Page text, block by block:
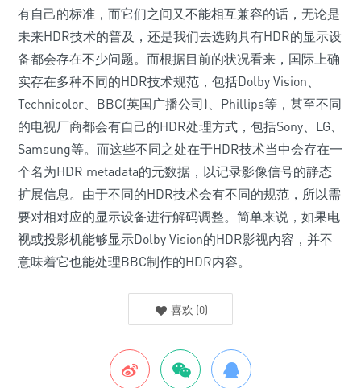
有自己的标准，而它们之间又不能相互兼容的话，无论是
未来HDR技术的普及，还是我们去选购具有HDR的显示设
备都会存在不少问题。而根据目前的状况看来，国际上确
实存在多种不同的HDR技术规范，包括Dolby Vision、
Technicolor、BBC(英国广播公司)、Phillips等，甚至不同
的电视厂商都会有自己的HDR处理方式，包括Sony、LG、
Samsung等。而这些不同之处在于HDR技术当中会存在一
个名为HDR metadata的元数据，以记录影像信号的静态
扩展信息。由于不同的HDR技术会有不同的规范，所以需
要对相对应的显示设备进行解码调整。简单来说，如果电
视或投影机能够显示Dolby Vision的HDR影视内容，并不
意味着它也能处理BBC制作的HDR内容。
喜欢 (0)